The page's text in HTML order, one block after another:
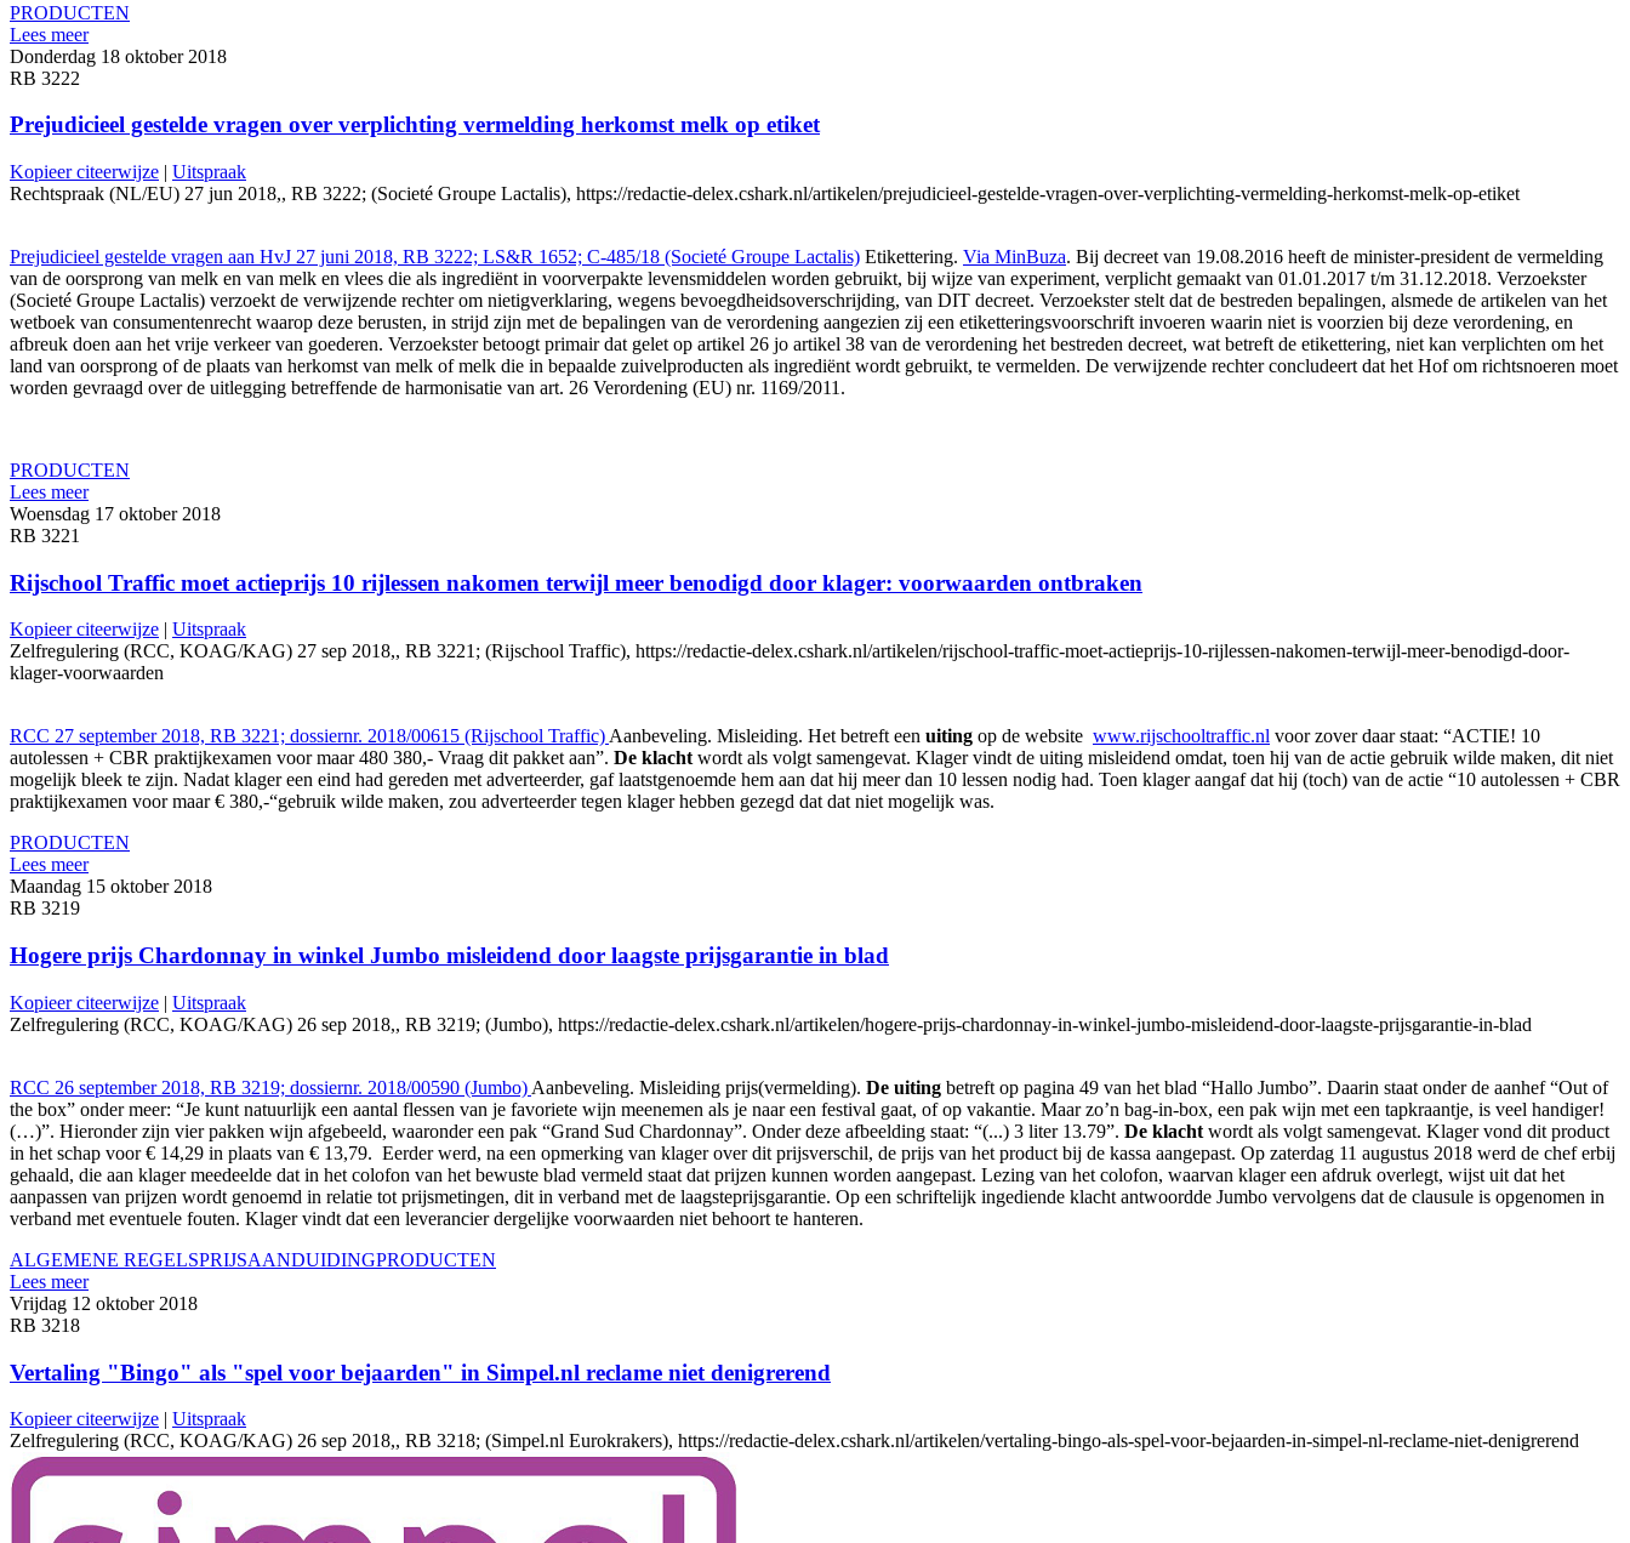
PRODUCTEN
Lees meer
Donderdag 18 oktober 2018
RB 3222
Prejudicieel gestelde vragen over verplichting vermelding herkomst melk op etiket
Kopieer citeerwijze | Uitspraak
Rechtspraak (NL/EU) 27 jun 2018,, RB 3222; (Societé Groupe Lactalis), https://redactie-delex.cshark.nl/artikelen/prejudicieel-gestelde-vragen-over-verplichting-vermelding-herkomst-melk-op-etiket
Prejudicieel gestelde vragen aan HvJ 27 juni 2018, RB 3222; LS&R 1652; C-485/18 (Societé Groupe Lactalis) Etikettering. Via MinBuza. Bij decreet van 19.08.2016 heeft de minister-president de vermelding
van de oorsprong van melk en van melk en vlees die als ingrediënt in voorverpakte levensmiddelen worden gebruikt, bij wijze van experiment, verplicht gemaakt van 01.01.2017 t/m 31.12.2018. Verzoekster
(Societé Groupe Lactalis) verzoekt de verwijzende rechter om nietigverklaring, wegens bevoegdheidsoverschrijding, van DIT decreet. Verzoekster stelt dat de bestreden bepalingen, alsmede de artikelen van het
wetboek van consumentenrecht waarop deze berusten, in strijd zijn met de bepalingen van de verordening aangezien zij een etiketteringsvoorschrift invoeren waarin niet is voorzien bij deze verordening, en
afbreuk doen aan het vrije verkeer van goederen. Verzoekster betoogt primair dat gelet op artikel 26 jo artikel 38 van de verordening het bestreden decreet, wat betreft de etikettering, niet kan verplichten om het
land van oorsprong of de plaats van herkomst van melk of melk die in bepaalde zuivelproducten als ingrediënt wordt gebruikt, te vermelden. De verwijzende rechter concludeert dat het Hof om richtsnoeren moet
worden gevraagd over de uitlegging betreffende de harmonisatie van art. 26 Verordening (EU) nr. 1169/2011.
PRODUCTEN
Lees meer
Woensdag 17 oktober 2018
RB 3221
Rijschool Traffic moet actieprijs 10 rijlessen nakomen terwijl meer benodigd door klager: voorwaarden ontbraken
Kopieer citeerwijze | Uitspraak
Zelfregulering (RCC, KOAG/KAG) 27 sep 2018,, RB 3221; (Rijschool Traffic), https://redactie-delex.cshark.nl/artikelen/rijschool-traffic-moet-actieprijs-10-rijlessen-nakomen-terwijl-meer-benodigd-door-
klager-voorwaarden
RCC 27 september 2018, RB 3221; dossiernr. 2018/00615 (Rijschool Traffic)Aanbeveling. Misleiding. Het betreft een uiting op de website www.rijschooltraffic.nl voor zover daar staat: “ACTIE! 10
autolessen + CBR praktijkexamen voor maar 480 380,- Vraag dit pakket aan”. De klachtwordt als volgt samengevat. Klager vindt de uiting misleidend omdat, toen hij van de actie gebruik wilde maken, dit niet
mogelijk bleek te zijn. Nadat klager een eind had gereden met adverteerder, gaf laatstgenoemde hem aan dat hij meer dan 10 lessen nodig had. Toen klager aangaf dat hij (toch) van de actie “10 autolessen + CBR
praktijkexamen voor maar € 380,-“gebruik wilde maken, zou adverteerder tegen klager hebben gezegd dat dat niet mogelijk was.
PRODUCTEN
Lees meer
Maandag 15 oktober 2018
RB 3219
Hogere prijs Chardonnay in winkel Jumbo misleidend door laagste prijsgarantie in blad
Kopieer citeerwijze | Uitspraak
Zelfregulering (RCC, KOAG/KAG) 26 sep 2018,, RB 3219; (Jumbo), https://redactie-delex.cshark.nl/artikelen/hogere-prijs-chardonnay-in-winkel-jumbo-misleidend-door-laagste-prijsgarantie-in-blad
RCC 26 september 2018, RB 3219; dossiernr. 2018/00590 (Jumbo) Aanbeveling. Misleiding prijs(vermelding). De uiting betreft op pagina 49 van het blad “Hallo Jumbo”. Daarin staat onder de aanhef “Out of
the box” onder meer: “Je kunt natuurlijk een aantal flessen van je favoriete wijn meenemen als je naar een festival gaat, of op vakantie. Maar zo’n bag-in-box, een pak wijn met een tapkraantje, is veel handiger!
(…)”. Hieronder zijn vier pakken wijn afgebeeld, waaronder een pak “Grand Sud Chardonnay”. Onder deze afbeelding staat: “(...) 3 liter 13.79”. De klacht wordt als volgt samengevat. Klager vond dit product
in het schap voor € 14,29 in plaats van € 13,79. Eerder werd, na een opmerking van klager over dit prijsverschil, de prijs van het product bij de kassa aangepast. Op zaterdag 11 augustus 2018 werd de chef erbij
gehaald, die aan klager meedeelde dat in het colofon van het bewuste blad vermeld staat dat prijzen kunnen worden aangepast. Lezing van het colofon, waarvan klager een afdruk overlegt, wijst uit dat het
aanpassen van prijzen wordt genoemd in relatie tot prijsmetingen, dit in verband met de laagsteprijsgarantie. Op een schriftelijk ingediende klacht antwoordde Jumbo vervolgens dat de clausule is opgenomen in
verband met eventuele fouten. Klager vindt dat een leverancier dergelijke voorwaarden niet behoort te hanteren.
ALGEMENE REGELSPRIJSAANDUIDINGPRODUCTEN
Lees meer
Vrijdag 12 oktober 2018
RB 3218
Vertaling "Bingo" als "spel voor bejaarden" in Simpel.nl reclame niet denigrerend
Kopieer citeerwijze | Uitspraak
Zelfregulering (RCC, KOAG/KAG) 26 sep 2018,, RB 3218; (Simpel.nl Eurokrakers), https://redactie-delex.cshark.nl/artikelen/vertaling-bingo-als-spel-voor-bejaarden-in-simpel-nl-reclame-niet-denigrerend